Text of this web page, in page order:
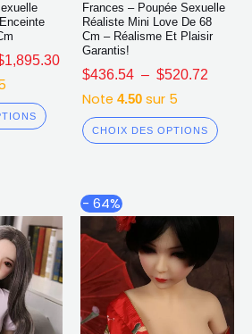
1,895.30
Frances – Poupée Sexuelle
Réaliste Mini Love De 68
Cm – Réalisme Et Plaisir
Garantis!
$436.54 – $520.72
Note 4.50sur 5
CHOIX DES OPTIONS
de
prix :
$446.02
à
$522.73
produit
a
plusieurs
variations.
Les
- 64%
de
a
Les